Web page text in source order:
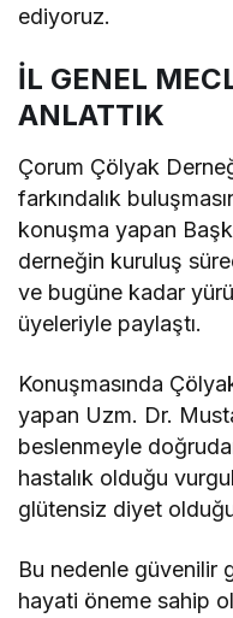
ediyoruz.
İL GENEL
ANLATTIK
Çorum Çölyak
farkındalık
konuşma yapan
derneğin kuruluş
ve bugüne kadar
üyeleriyle paylaştı.
Konuşmasında
yapan Uzm. Dr.
beslenmeyle
hastalık olduğu
glütensiz diyet
Bu nedenle güvenilir
hayati öneme sahip